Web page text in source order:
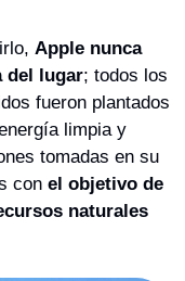
Apple nunca
del lugar; todos los
fueron plantados
limpia y
tomadas en su
con el objetivo de
naturales